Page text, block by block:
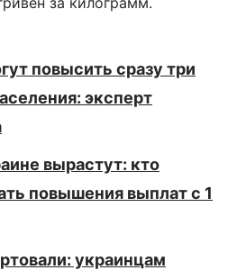
повысить сразу три
эксперт
вырастут: кто
повышения выплат с 1
украинцам